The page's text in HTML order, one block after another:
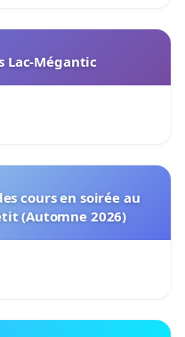
Lac-Mégantic
cours en soirée au
(Automne 2026)